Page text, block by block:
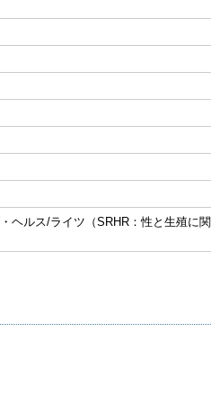
ヘルス/ライツ（SRHR：性と生殖に